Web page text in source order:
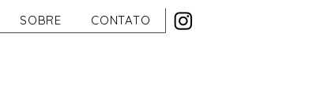
SOBRE CONTATO